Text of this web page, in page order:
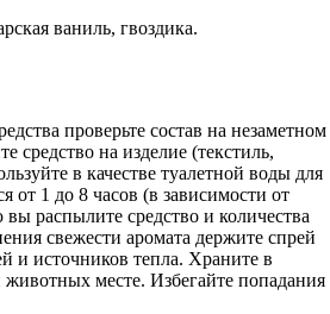
ваниль, гвоздика.
проверьте состав на незаметном
средство на изделие (текстиль,
в качестве туалетной воды для
от 1 до 8 часов (в зависимости от
распылите средство и количества
свежести аромата держите спрей
и источников тепла. Храните в
месте. Избегайте попадания